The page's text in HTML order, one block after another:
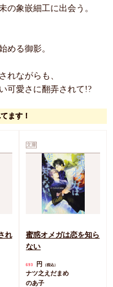
の象嵌細工に出会う。
める御影。
れながらも、
可愛さに翻弄されて!?
ます！
れ
文庫
蜜惑オメガは恋を知ら
ない
693 円 （税込）
ナツ之えだまめ
のあ子